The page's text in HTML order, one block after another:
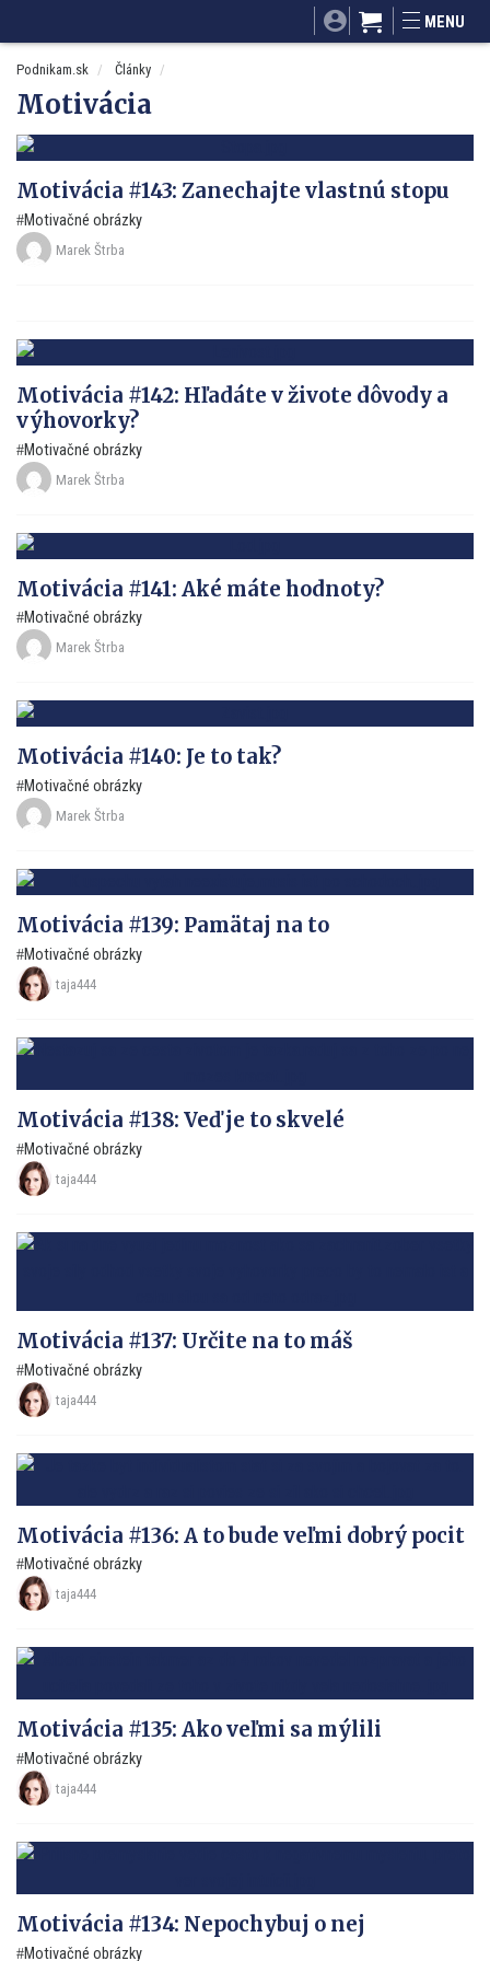
Mnamky-recepty.sk
MENU
Podnikam.sk Články
Motivácia
Motivácia #143: Zanechajte vlastnú stopu
Motivačné obrázky
Marek Štrba
Motivácia #142: Hľadáte v živote dôvody a
výhovorky?
Motivačné obrázky
Marek Štrba
Motivácia #141: Aké máte hodnoty?
Motivačné obrázky
Marek Štrba
Motivácia #140: Je to tak?
Motivačné obrázky
Marek Štrba
Motivácia #139: Pamätaj na to
Motivačné obrázky
taja444
Motivácia #138: Veď je to skvelé
Motivačné obrázky
taja444
Motivácia #137: Určite na to máš
Motivačné obrázky
taja444
Motivácia #136: A to bude veľmi dobrý pocit
Motivačné obrázky
taja444
Motivácia #135: Ako veľmi sa mýlili
Motivačné obrázky
taja444
Motivácia #134: Nepochybuj o nej
Motivačné obrázky